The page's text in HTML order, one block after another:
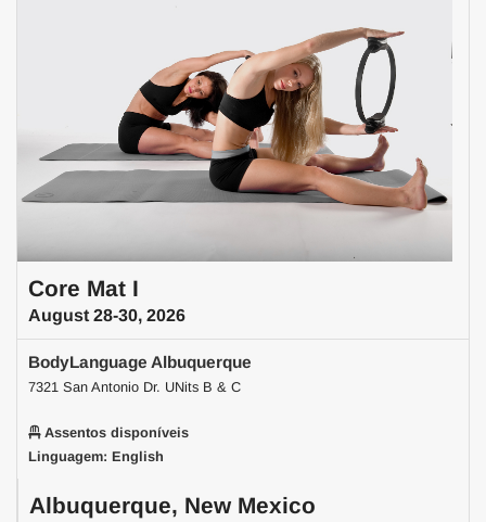
Core Mat I
August 28-30, 2026
BodyLanguage Albuquerque
7321 San Antonio Dr. UNits B & C
Assentos disponíveis
Linguagem: English
Albuquerque, New Mexico